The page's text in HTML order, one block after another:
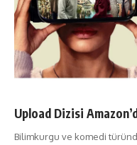
Upload Dizisi
Bilimkurgu ve komedi